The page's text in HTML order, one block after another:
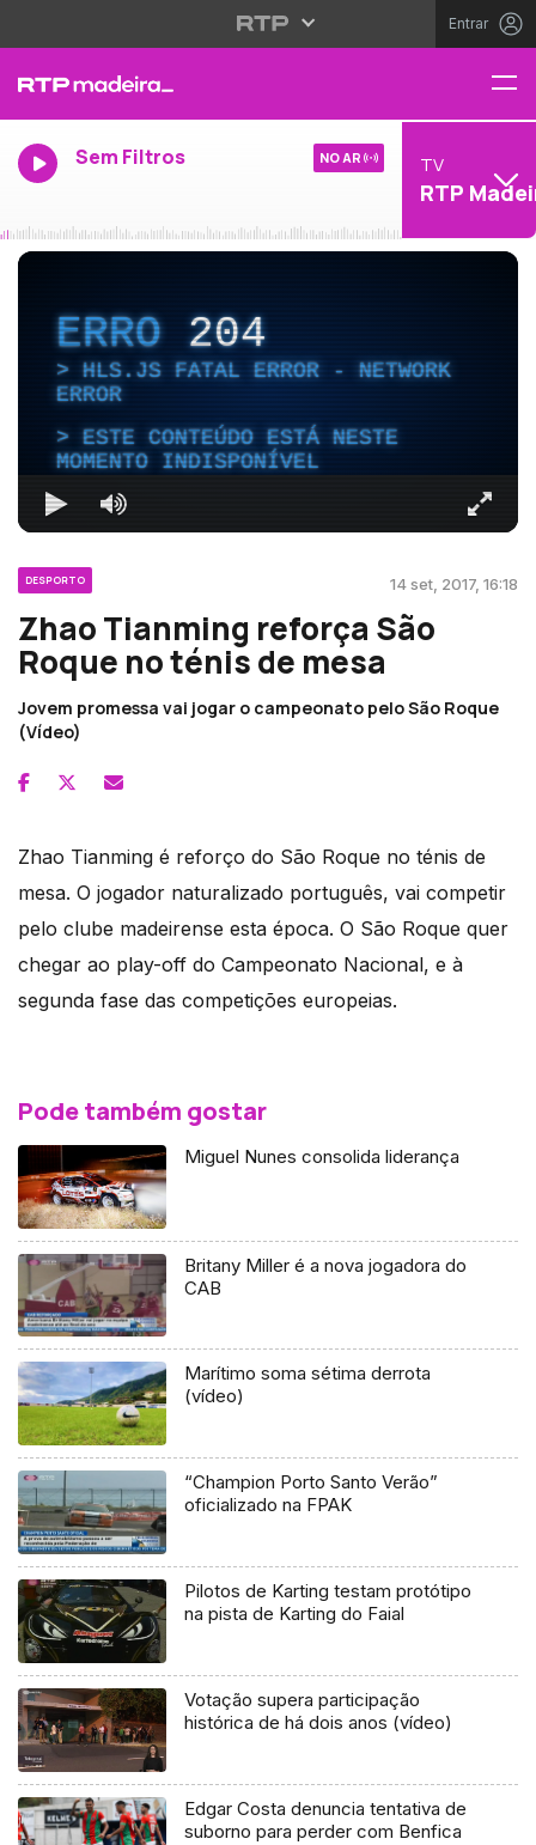
Entrar
Sem Filtros NO AR TV
RTP
ERRO204
HLS.JS FATAL ERROR - NETWORK
ERROR
ESTE CONTEÚDO ESTÁ NESTE
MOMENTO INDISPONÍVEL
DESPORTO 14 set, 2017, 16:18
Zhao Tianming reforça São
Roque no ténis de mesa
Jovem promessa vai jogar o campeonato pelo São Roque
(Vídeo)
Zhao Tianming é reforço do São Roque no ténis de
mesa. O jogador naturalizado português, vai competir
pelo clube madeirense esta época. O São Roque quer
chegar ao play-off do Campeonato Nacional, e à
segunda fase das competições europeias.
Pode também gostar
Miguel Nunes consolida liderança
Britany Miller é a nova jogadora do
CAB
Marítimo soma sétima derrota
(vídeo)
“Champion Porto Santo Verão”
oficializado na FPAK
Pilotos de Karting testam protótipo
na pista de Karting do Faial
Votação supera participação
histórica de há dois anos (vídeo)
Edgar Costa denuncia tentativa de
suborno para perder com Benfica